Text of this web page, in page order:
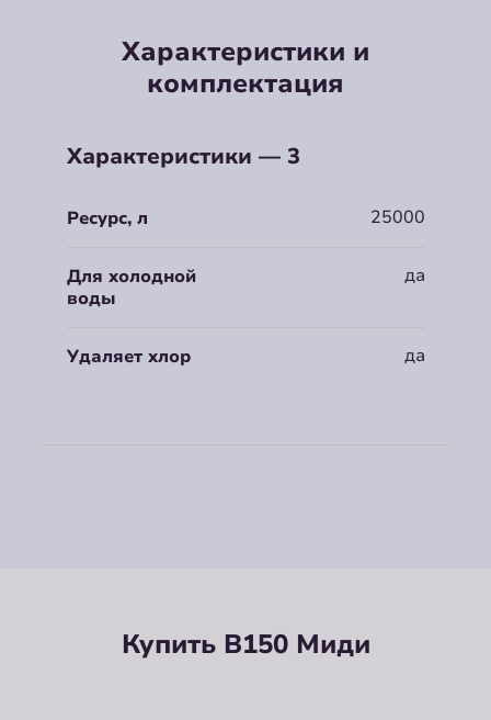
Характеристики и
комплектация
Характеристики — 3
Ресурс, л 25000
Для холодной
воды
да
Удаляет хлор да
Купить B150 Миди